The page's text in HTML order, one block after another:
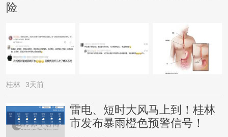
险
桂林 3天前
雷电、短时大风马上到！桂林
市发布暴雨橙色预警信号！